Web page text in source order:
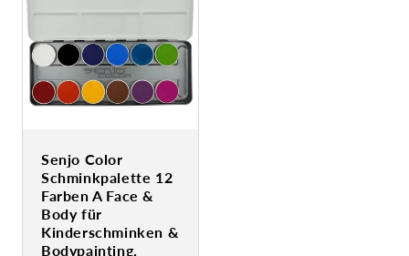
Senjo Color
Schminkpalette 12
Farben A Face &
Body für
Kinderschminken &
Bodypainting,